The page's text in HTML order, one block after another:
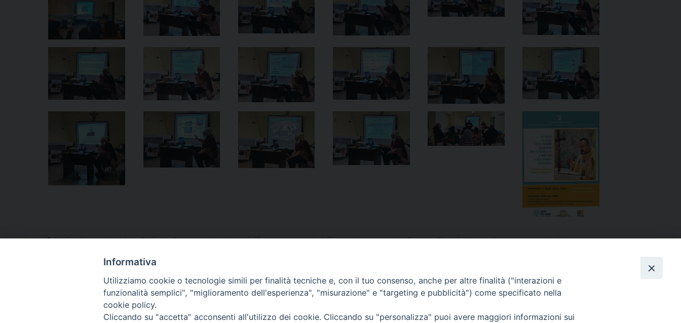
8xmille,chiesa cattolica italiana,Conferenza Episcopale Italiana,diocesi di alife-caiazzo,sant'angelo d'alife,sostentamento sacerdoti,Sovvenire Chiesa Cattolica,una firma per unire,uniti nel dono
Nelle Parrocchie di Alvignano si parla di Sovvenire “Uniti nel dono” fa tappa ad Alife
Informativa
Utilizziamo cookie o tecnologie simili per finalità tecniche e, con il tuo consenso, anche per altre finalità ("interazioni e
funzionalità semplici", "miglioramento dell'esperienza", "misurazione" e "targeting e pubblicità") come specificato nella
cookie policy.
Cliccando su "accetta" acconsenti all'utilizzo dei cookie. Cliccando su "personalizza" puoi avere maggiori informazioni sui